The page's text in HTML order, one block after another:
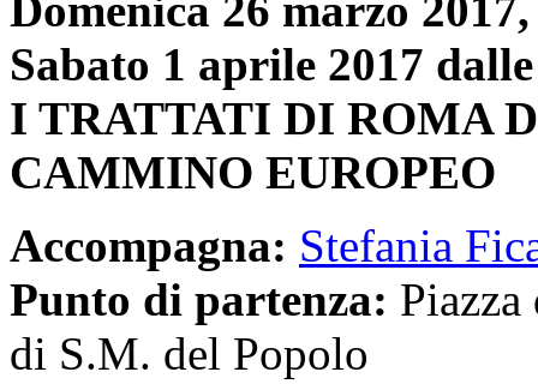
Sabato 1 aprile 2017
I TRATTATI DI ROMA
CAMMINO EUROPEO
Accompagna: Stefania
Punto di partenza:
di S.M. del Popolo